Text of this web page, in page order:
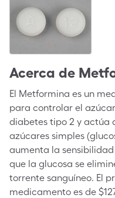
Acerca de
El Metformina es un
para controlar el
diabetes tipo 2 y actúa
azúcares simples
aumenta la
que la glucosa se
torrente sanguíneo. El
medicamento es de